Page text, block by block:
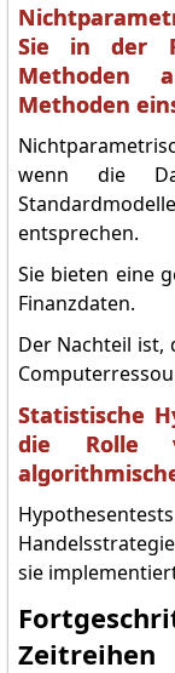
Sie in der
Methoden
Methoden
wenn die
entsprechen.
Sie bieten eine
Finanzdaten.
Der Nachteil ist,
Statistische
die Rolle
sie
Zeitreihen